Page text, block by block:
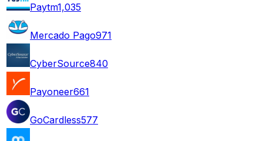
Paytm1,035
Mercado Pago971
CyberSource840
Payoneer661
GoCardless577